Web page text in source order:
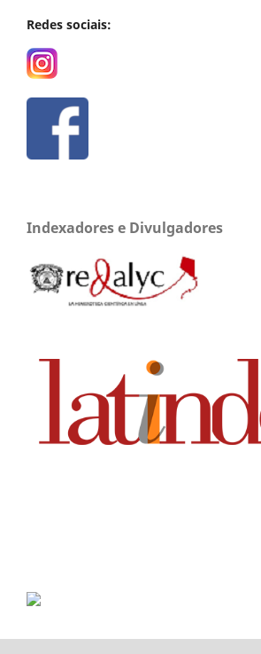
Redes sociais:
Indexadores e Divulgadores